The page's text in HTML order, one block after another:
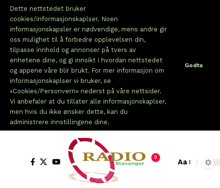
Dette nettstedet bruker
cookies/informasjonskaplser. Noen
informasjonskapsler er nødvendige, mens andre gir
oss mulighet til å forbedre opplevelsen din,
tilpasse innhold og annonser på tvers av
enhetene dine, og gi innsikt i hvordan nettstedet
og appene våre blir brukt. For mer informasjon om
informasjonskaplser vi bruker, se
«Cookies/Personvern» nederst på våre nettsider.
Vi anbefaler at du tillater alle informasjonskaplser,
men hvis du ikke ønsker dette, kan du
administrere innstillingene dine.
Godta
9
Aa